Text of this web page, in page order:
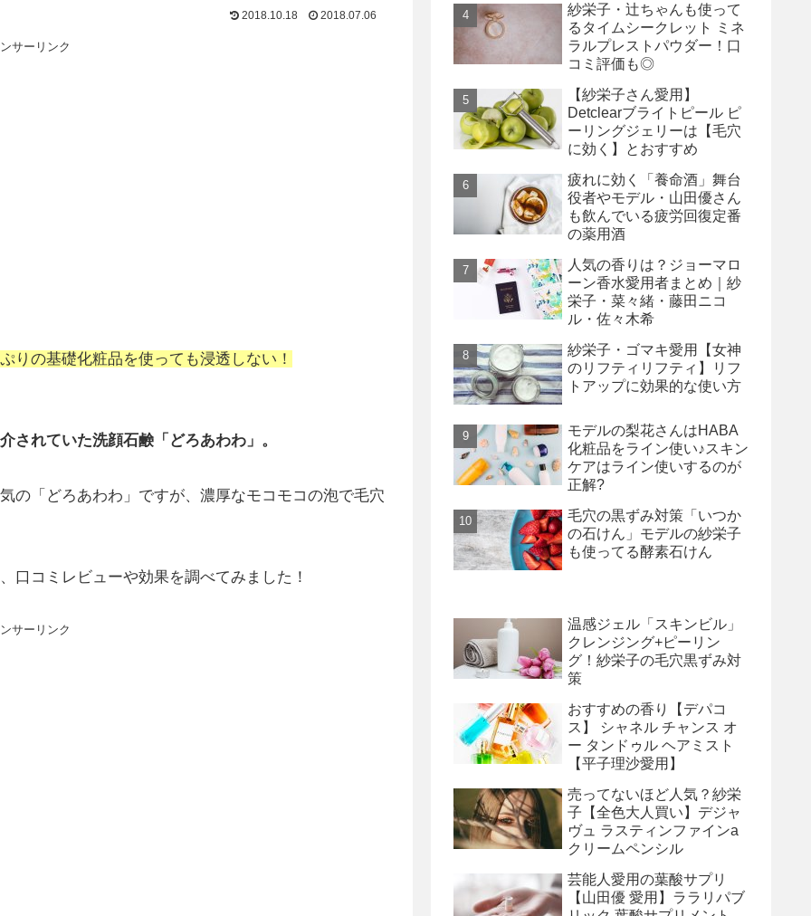
2018.10.18 2018.07.06
サーリンク
りの基礎化粧品を使っても浸透しない！
されていた洗顔石鹸「 どろあわわ 」。
の「どろあわわ」ですが、濃厚なモコモコの泡で毛穴
口コミレビューや効果を調べてみました！
サーリンク
紗栄子・辻ちゃんも使って
るタイムシークレット ミネ
ラルプレストパウダー！口
コミ評価も◎
【紗栄子さん愛用】
Detclearブライトピール ピ
ーリングジェリーは【毛穴
に効く】とおすすめ
疲れに効く「養命酒」舞台
役者やモデル・山田優さん
も飲んでいる疲労回復定番
の薬用酒
人気の香りは？ジョーマロ
ーン香水愛用者まとめ｜紗
栄子・菜々緒・藤田ニコ
ル・佐々木希
紗栄子・ゴマキ愛用【女神
のリフティリフティ】リフ
トアップに効果的な使い方
モデルの梨花さんはHABA
化粧品をライン使い♪スキン
ケアはライン使いするのが
正解?
毛穴の黒ずみ対策「いつか
の石けん」モデルの紗栄子
も使ってる酵素石けん
温感ジェル「スキンビル」
クレンジング+ピーリン
グ！紗栄子の毛穴黒ずみ対
策
おすすめの香り【デパコ
ス】 シャネル チャンス オ
ー タンドゥル ヘアミスト
【平子理沙愛用】
売ってないほど人気？紗栄
子【全色大人買い】デジャ
ヴュ ラスティンファインa
クリームペンシル
芸能人愛用の葉酸サプリ
【山田優 愛用】ララリパブ